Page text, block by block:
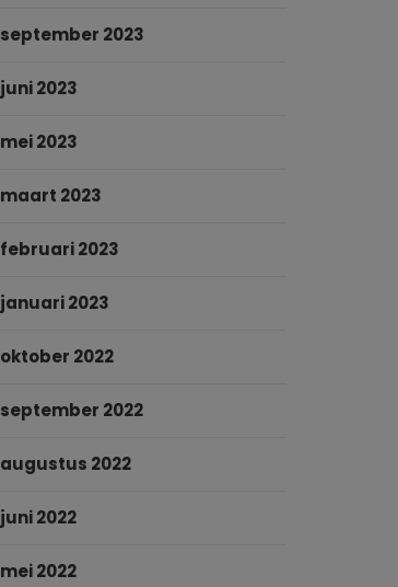
september 2023
juni 2023
mei 2023
maart 2023
februari 2023
januari 2023
oktober 2022
september 2022
augustus 2022
juni 2022
mei 2022